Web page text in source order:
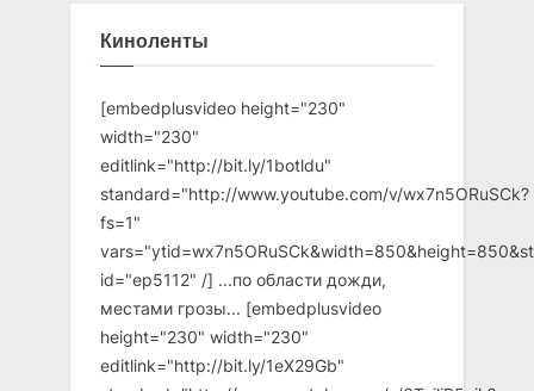
Киноленты
[embedplusvideo height="230"
width="230"
editlink="http://bit.ly/1botldu"
standard="http://www.youtube.com/v/wx7n5ORuSCk?
fs=1"
id="ep5112" /] ...по области дожди,
местами грозы... [embedplusvideo
height="230" width="230"
editlink="http://bit.ly/1eX29Gb"